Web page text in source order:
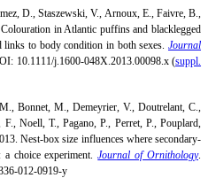
D., Staszewski, V., Arnoux, E., Faivre, B.,
in Atlantic puffins and blacklegged
links to body condition in both sexes. Journal
10.1111/j.1600-048X.2013.00098.x (suppl.
Bonnet, M., Demeyrier, V., Doutrelant, C.,
Noell, T., Pagano, P., Perret, P., Pouplard,
Nest-box size influences where secondary-
a choice experiment.Journal of Ornithology.
012-0919-y